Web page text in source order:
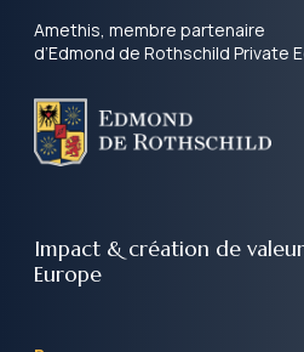
Amethis, membre partenaire
d’Edmond de Rothschild Private
Impact & création de valeur
Europe